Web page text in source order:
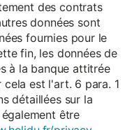
des contrats
données sont
fournies pour le
fin, les données de
à la banque attitrée
est l'art. 6 para. 1
détaillées sur la
être